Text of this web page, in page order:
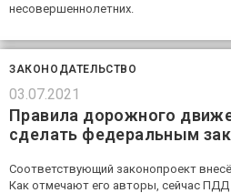
несовершеннолетних.
ЗАКОНОДАТЕЛЬСТВО
03.07.2021
Правила дорожного
сделать федеральным
Соответствующий законопроект
Как отмечают его авторы, сейчас